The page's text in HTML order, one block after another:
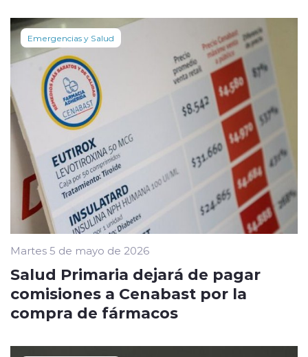
Emergencias y Salud
Martes 5 de mayo de 2026
Salud Primaria dejará de pagar
comisiones a Cenabast por la
compra de fármacos